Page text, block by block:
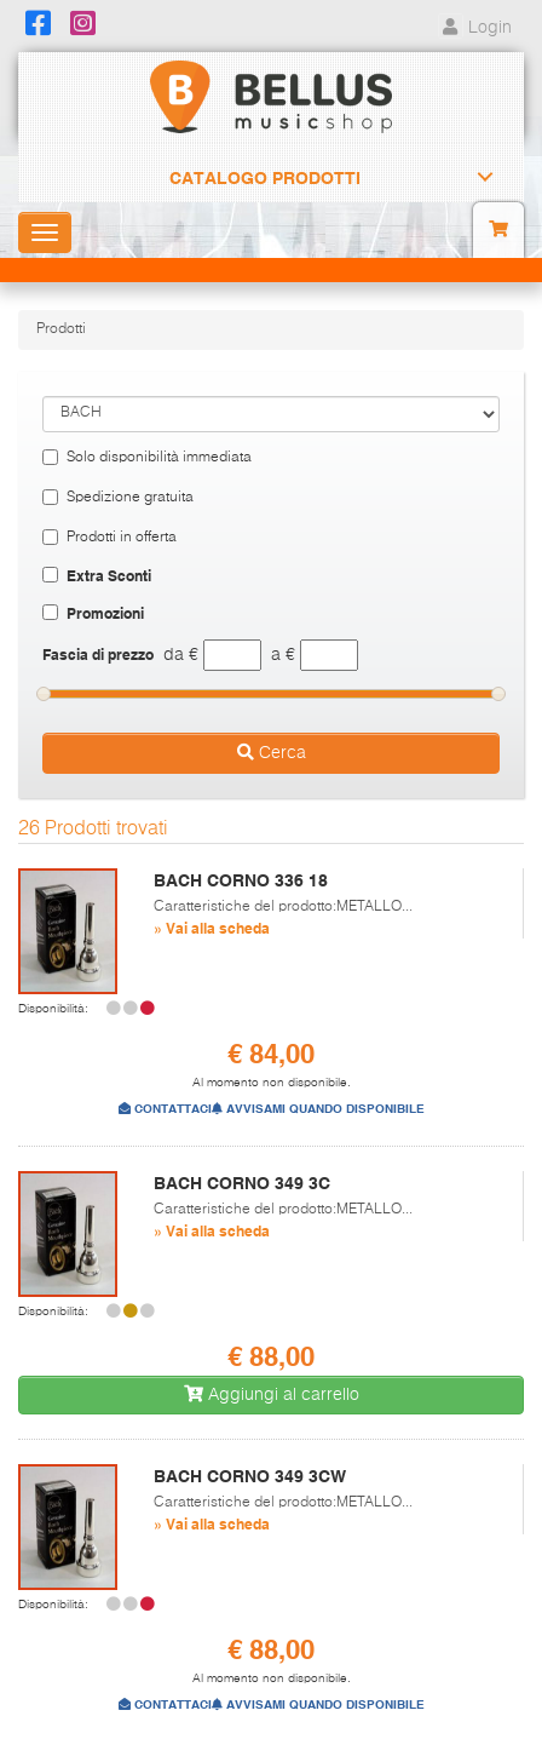
Login
CATALOGO PRODOTTI
Toggle
navigation
Prodotti
Solo disponibilità immediata
Spedizione gratuita
Prodotti in offerta
Extra Sconti
Promozioni
Fascia di prezzo da € a €
Cerca
26 Prodotti trovati
BACH CORNO 336 18
Caratteristiche del prodotto:METALLO...
» Vai alla scheda
Disponibilità:
€ 84,00
Al momento non disponibile.
CONTATTACI AVVISAMI QUANDO DISPONIBILE
BACH CORNO 349 3C
Caratteristiche del prodotto:METALLO...
» Vai alla scheda
Disponibilità:
€ 88,00
Aggiungi al carrello
BACH CORNO 349 3CW
Caratteristiche del prodotto:METALLO...
» Vai alla scheda
Disponibilità:
€ 88,00
Al momento non disponibile.
CONTATTACI AVVISAMI QUANDO DISPONIBILE